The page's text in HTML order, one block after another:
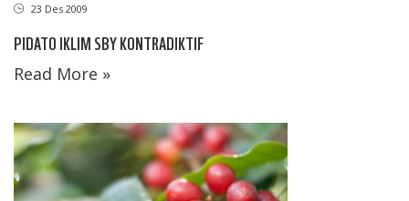
23 Des 2009
PIDATO IKLIM SBY KONTRADIKTIF
Read More »